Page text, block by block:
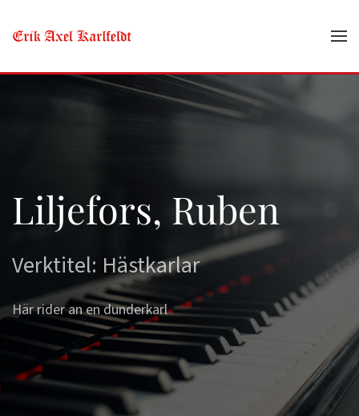
Skip to main content
Liljefors, Ruben
Verktitel: Hästkarlar
Här rider an en dunderkarl